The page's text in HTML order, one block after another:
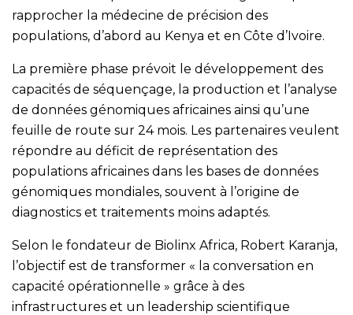
rapprocher la médecine de précision des
populations, d’abord au Kenya et en Côte d’Ivoire.
La première phase prévoit le développement des
capacités de séquençage, la production et l’analyse
de données génomiques africaines ainsi qu’une
feuille de route sur 24 mois. Les partenaires veulent
répondre au déficit de représentation des
populations africaines dans les bases de données
génomiques mondiales, souvent à l’origine de
diagnostics et traitements moins adaptés.
Selon le fondateur de Biolinx Africa, Robert Karanja,
l’objectif est de transformer « la conversation en
capacité opérationnelle » grâce à des
infrastructures et un leadership scientifique